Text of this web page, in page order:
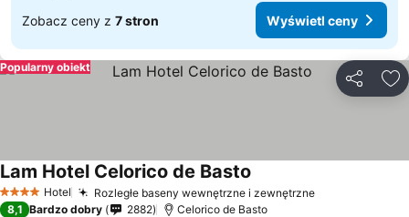
Zobacz ceny z 7 stron Wyświetl ceny
Popularny obiekt
4 KategoriaHotel Rozległe baseny wewnętrzne i zewnętrzneWyświetl
Lam Hotel Celorico de Basto
8,1 Bardzo dobry 2882 Celorico de Basto